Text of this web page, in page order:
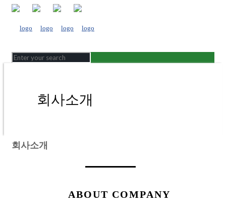
회사소개
회사소개
ABOUT COMPANY